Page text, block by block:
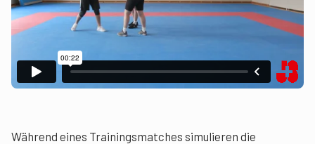
Während eines Trainingsmatches simulieren die